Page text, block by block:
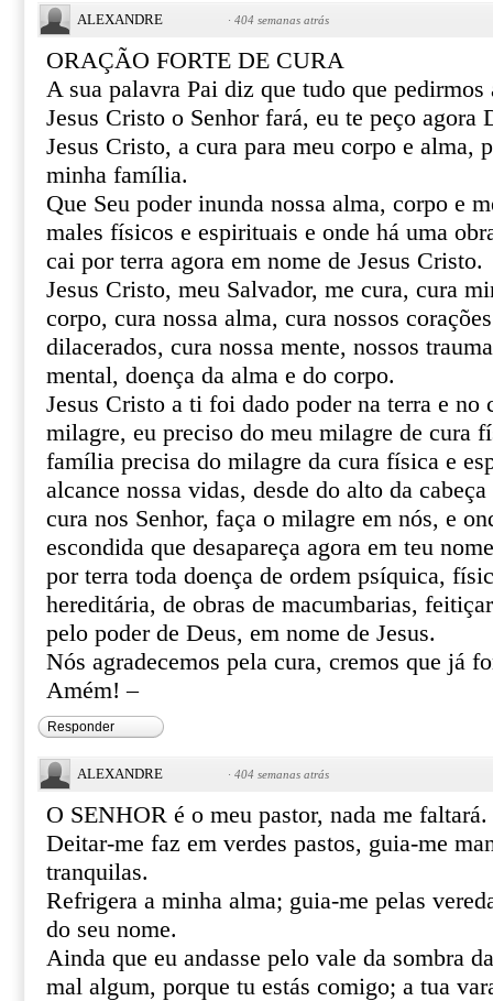
ALEXANDRE · 404 semanas atrás
ORAÇÃO FORTE DE CURA
A sua palavra Pai diz que tudo que pedirmos
Jesus Cristo o Senhor fará, eu te peço agora
Jesus Cristo, a cura para meu corpo e alma,
minha família.
Que Seu poder inunda nossa alma, corpo e
males físicos e espirituais e onde há uma
cai por terra agora em nome de Jesus Cristo.
Jesus Cristo, meu Salvador, me cura, cura
corpo, cura nossa alma, cura nossos
dilacerados, cura nossa mente, nossos
mental, doença da alma e do corpo.
Jesus Cristo a ti foi dado poder na terra e no
milagre, eu preciso do meu milagre de cura
família precisa do milagre da cura física e
alcance nossa vidas, desde do alto da
cura nos Senhor, faça o milagre em nós, e
escondida que desapareça agora em teu
por terra toda doença de ordem psíquica,
hereditária, de obras de macumbarias,
pelo poder de Deus, em nome de Jesus.
Nós agradecemos pela cura, cremos que já
Amém! –
Responder
ALEXANDRE · 404 semanas atrás
O SENHOR é o meu pastor, nada me faltará.
Deitar-me faz em verdes pastos, guia-me
tranquilas.
Refrigera a minha alma; guia-me pelas
do seu nome.
Ainda que eu andasse pelo vale da sombra
mal algum, porque tu estás comigo; a tua